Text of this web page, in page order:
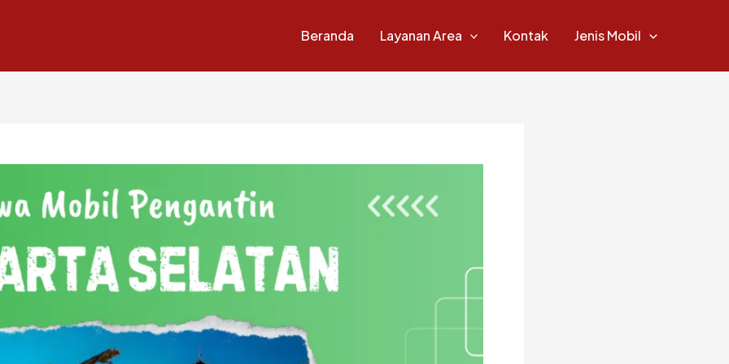
Beranda Layanan Area Kontak Jenis Mobil